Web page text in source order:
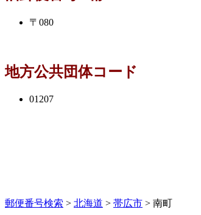
〒080
地方公共団体コード
01207
郵便番号検索 > 北海道 > 帯広市 > 南町